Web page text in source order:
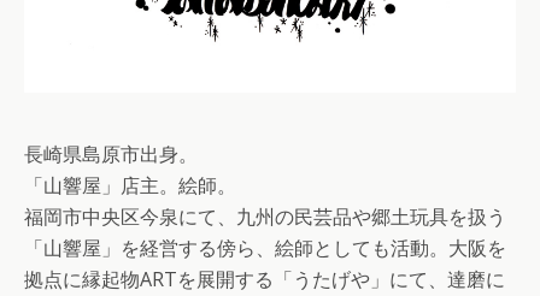
長崎県島原市出身。
「山響屋」店主。絵師。
福岡市中央区今泉にて、九州の民芸品や郷土玩具を扱う
「山響屋」を経営する傍ら、絵師としても活動。大阪を
拠点に縁起物ARTを展開する「うたげや」にて、達磨に